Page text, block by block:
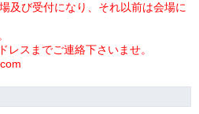
及び受付になり、それ以前は会場に
レスまでご連絡下さいませ。